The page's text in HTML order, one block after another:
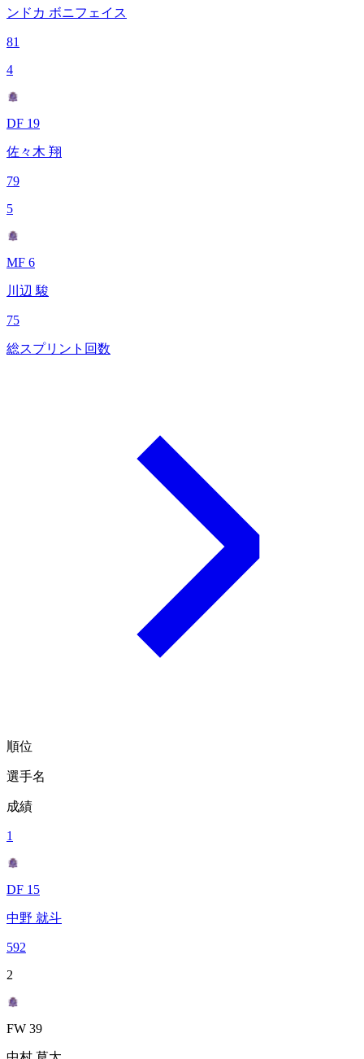
ンドカ ボニフェイス
81
4
DF 19
佐々木 翔
79
5
MF 6
川辺 駿
75
総スプリント回数
順位
選手名
成績
1
DF 15
中野 就斗
592
2
FW 39